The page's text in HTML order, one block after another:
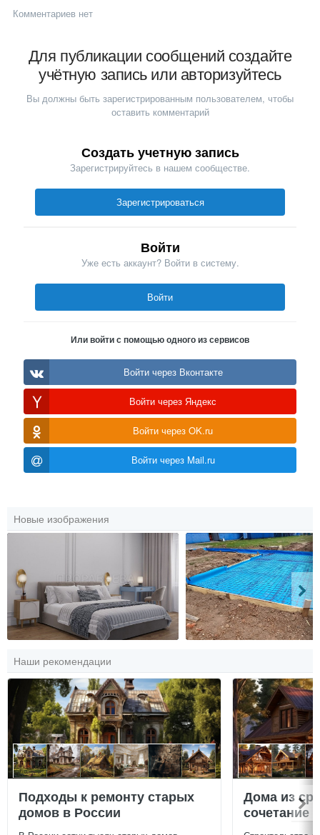
Комментариев нет
Для публикации сообщений создайте
учётную запись или авторизуйтесь
Вы должны быть зарегистрированным пользователем, чтобы
оставить комментарий
Создать учетную запись
Зарегистрируйтесь в нашем сообществе.
Зарегистрироваться
Войти
Уже есть аккаунт? Войти в систему.
Войти
Или войти с помощью одного из сервисов
Войти через Вконтакте
Войти через Яндекс
Войти через OK.ru
Войти через Mail.ru
Новые изображения
Наши рекомендации
Подходы к ремонту старых
домов в России
Дома из
сочетание